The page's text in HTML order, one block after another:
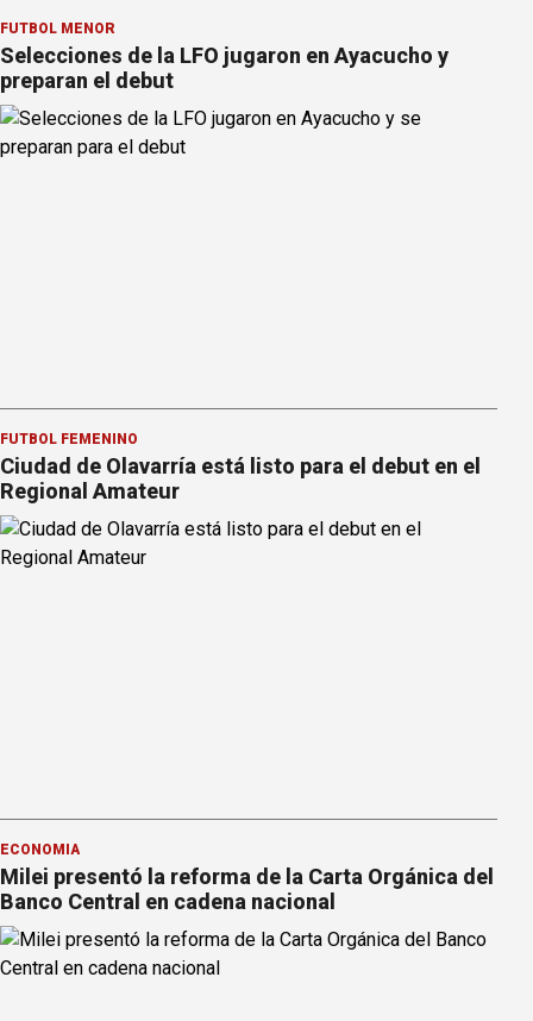
FÚTBOL MENOR
Selecciones de la LFO jugaron en Ayacucho y
preparan el debut
FÚTBOL FEMENINO
Ciudad de Olavarría está listo para el debut en el
Regional Amateur
ECONOMÍA
Milei presentó la reforma de la Carta Orgánica del
Banco Central en cadena nacional